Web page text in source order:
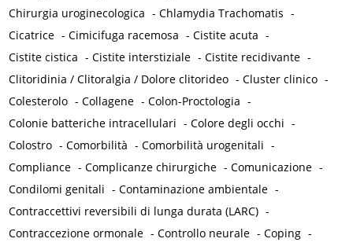
Chirurgia uroginecologica -Chlamydia Trachomatis -
Cicatrice -Cimicifuga racemosa -Cistite acuta -
Cistite cistica -Cistite interstiziale -Cistite recidivante -
Clitoridinia / Clitoralgia / Dolore clitorideo -Cluster clinico -
Colesterolo -Collagene -Colon-Proctologia -
Colonie batteriche intracellulari -Colore degli occhi -
Colostro -Comorbilità -Comorbilità urogenitali -
Compliance -Complicanze chirurgiche -Comunicazione -
Condilomi genitali -Contaminazione ambientale -
Contraccettivi reversibili di lunga durata (LARC) -
Contraccezione ormonale -Controllo neurale -Coping -